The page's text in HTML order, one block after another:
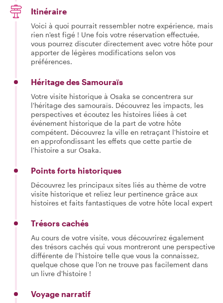
Itinéraire
Voici à quoi pourrait ressembler notre expérience, mais
rien n'est figé ! Une fois votre réservation effectuée,
vous pourrez discuter directement avec votre hôte pour
apporter de légères modifications selon vos
préférences.
Héritage des Samouraïs
Votre visite historique à Osaka se concentrera sur
l'héritage des samouraïs. Découvrez les impacts, les
perspectives et écoutez les histoires liées à cet
événement historique de la part de votre hôte
compétent. Découvrez la ville en retraçant l'histoire et
en approfondissant les effets que cette partie de
l'histoire a sur Osaka.
Points forts historiques
Découvrez les principaux sites liés au thème de votre
visite historique et reliez leur pertinence grâce aux
histoires et faits fantastiques de votre hôte local expert
Trésors cachés
Au cours de votre visite, vous découvrirez également
des trésors cachés qui vous montreront une perspective
différente de l'histoire telle que vous la connaissez,
quelque chose que l'on ne trouve pas facilement dans
un livre d'histoire !
Voyage narratif